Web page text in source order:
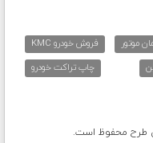
موتور
فروش خودرو KMC
چاپ تراکت خودرو